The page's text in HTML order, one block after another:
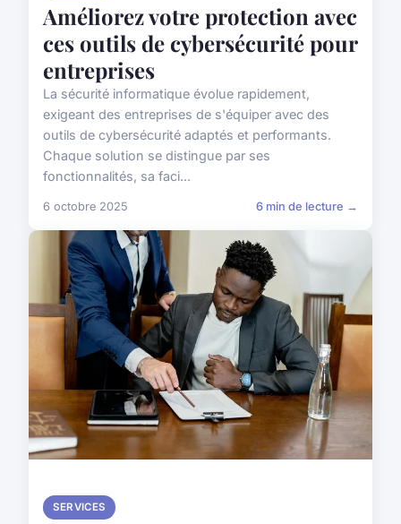
Améliorez votre protection avec
ces outils de cybersécurité pour
entreprises
La sécurité informatique évolue rapidement,
exigeant des entreprises de s'équiper avec des
outils de cybersécurité adaptés et performants.
Chaque solution se distingue par ses
fonctionnalités, sa faci...
6 octobre 2025 6 min de lecture →
SERVICES